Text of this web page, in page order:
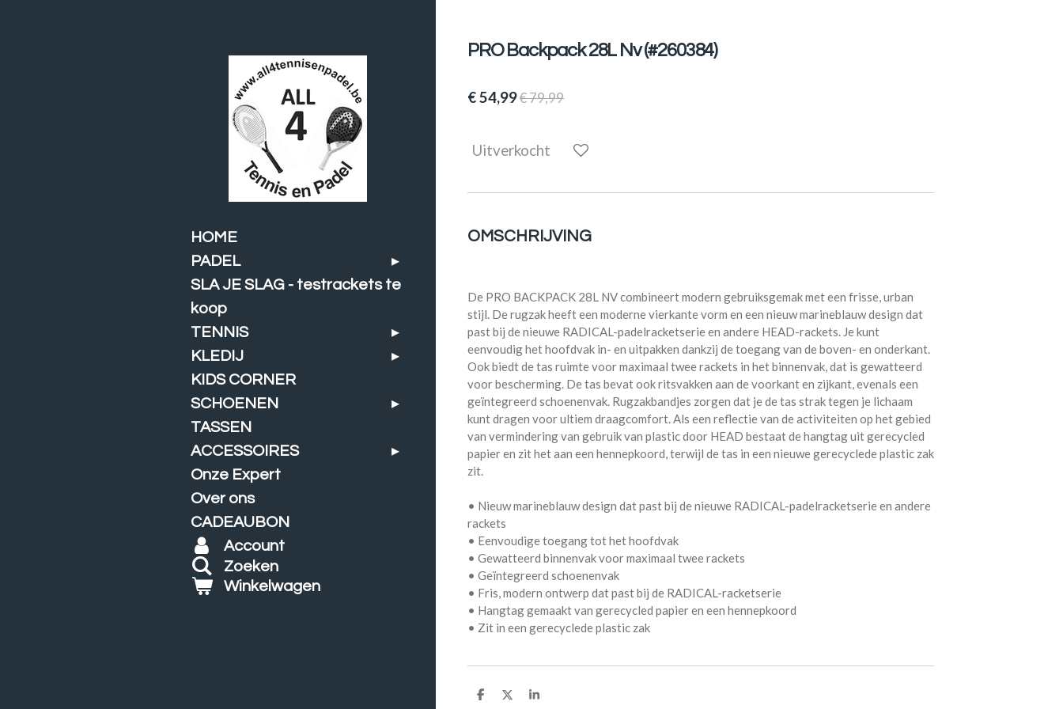
PRO Backpack 28L Nv (#260384)
€ 54,99€ 79,99
Uitverkocht
OMSCHRIJVING
De PRO BACKPACK 28L NV combineert modern gebruiksgemak met een frisse, urban
stijl. De rugzak heeft een moderne vierkante vorm en een nieuw marineblauw design dat
past bij de nieuwe RADICAL-padelracketserie en andere HEAD-rackets. Je kunt
eenvoudig het hoofdvak in- en uitpakken dankzij de toegang van de boven- en onderkant.
Ook biedt de tas ruimte voor maximaal twee rackets in het binnenvak, dat is gewatteerd
voor bescherming. De tas bevat ook ritsvakken aan de voorkant en zijkant, evenals een
geïntegreerd schoenenvak. Rugzakbandjes zorgen dat je de tas strak tegen je lichaam
kunt dragen voor ultiem draagcomfort. Als een reflectie van de activiteiten op het gebied
van vermindering van gebruik van plastic door HEAD bestaat de hangtag uit gerecycled
papier en zit het aan een hennepkoord, terwijl de tas in een nieuwe gerecyclede plastic zak
zit.
• Nieuw marineblauw design dat past bij de nieuwe RADICAL-padelracketserie en andere
rackets
• Eenvoudige toegang tot het hoofdvak
• Gewatteerd binnenvak voor maximaal twee rackets
• Geïntegreerd schoenenvak
• Fris, modern ontwerp dat past bij de RADICAL-racketserie
• Hangtag gemaakt van gerecycled papier en een hennepkoord
• Zit in een gerecyclede plastic zak
D
D
S
HOME
PADEL
SLA JE SLAG - testrackets te
koop
TENNIS
KLEDIJ
KIDS CORNER
SCHOENEN
TASSEN
ACCESSOIRES
Onze Expert
Over ons
CADEAUBON
Account
Zoeken
Winkelwagen